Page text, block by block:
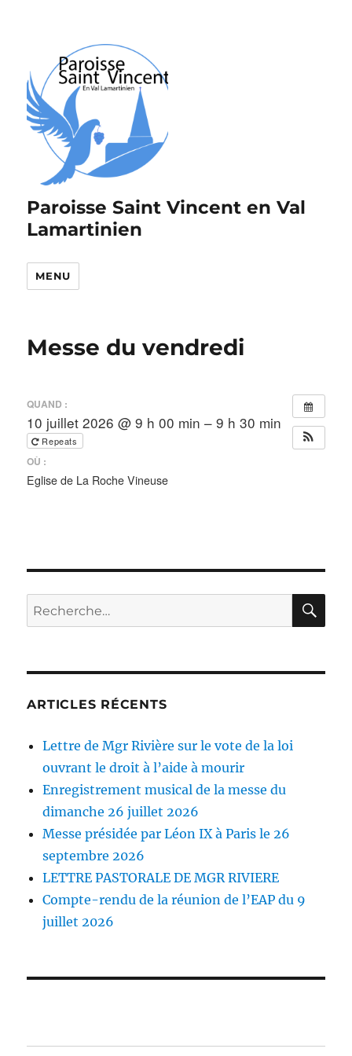
Paroisse Saint Vincent en Val
Lamartinien
MENU
Messe du vendredi
QUAND :
10 juillet 2026 @ 9 h 00 min – 9 h 30 min
Repeats
OÙ :
Eglise de La Roche Vineuse
Recherche
pour :
ARTICLES RÉCENTS
Lettre de Mgr Rivière sur le vote de la loi
ouvrant le droit à l’aide à mourir
Enregistrement musical de la messe du
dimanche 26 juillet 2026
Messe présidée par Léon IX à Paris le 26
septembre 2026
LETTRE PASTORALE DE MGR RIVIERE
Compte-rendu de la réunion de l’EAP du 9
juillet 2026